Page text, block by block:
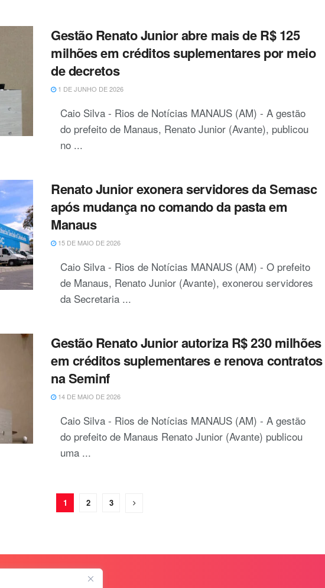
Gestão Renato Junior abre mais de R$ 125
milhões em créditos suplementares por meio
de decretos
1 DE JUNHO DE 2026
Caio Silva - Rios de Notícias MANAUS (AM) - A gestão
do prefeito de Manaus, Renato Junior (Avante), publicou
no ...
Renato Junior exonera servidores da Semasc
após mudança no comando da pasta em
Manaus
15 DE MAIO DE 2026
Caio Silva - Rios de Notícias MANAUS (AM) - O prefeito
de Manaus, Renato Junior (Avante), exonerou servidores
da Secretaria ...
Gestão Renato Junior autoriza R$ 230 milhões
em créditos suplementares e renova contratos
na Seminf
14 DE MAIO DE 2026
Caio Silva - Rios de Notícias MANAUS (AM) - A gestão
do prefeito de Manaus Renato Junior (Avante) publicou
uma ...
1 2 3